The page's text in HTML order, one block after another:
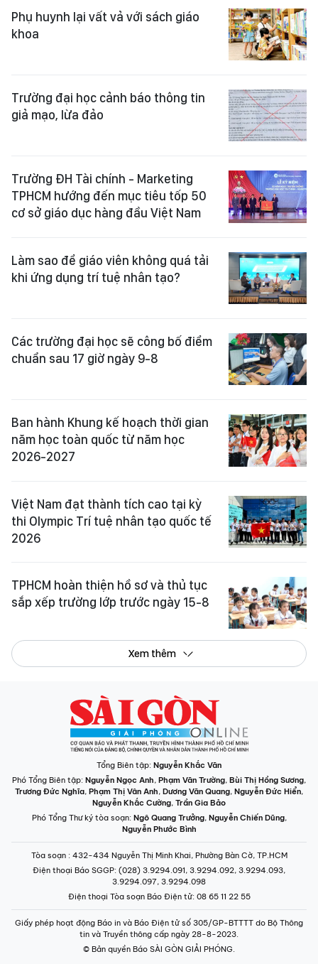
Phụ huynh lại vất vả với sách giáo
khoa
Trường đại học cảnh báo thông tin
giả mạo, lừa đảo
Trường ĐH Tài chính - Marketing
TPHCM hướng đến mục tiêu tốp 50
cơ sở giáo dục hàng đầu Việt Nam
Làm sao để giáo viên không quá tải
khi ứng dụng trí tuệ nhân tạo?
Các trường đại học sẽ công bố điểm
chuẩn sau 17 giờ ngày 9-8
Ban hành Khung kế hoạch thời gian
năm học toàn quốc từ năm học
2026-2027
Việt Nam đạt thành tích cao tại kỳ
thi Olympic Trí tuệ nhân tạo quốc tế
2026
TPHCM hoàn thiện hồ sơ và thủ tục
sắp xếp trường lớp trước ngày 15-8
Xem thêm
Tổng Biên tập: Nguyễn Khắc Văn
Phó Tổng Biên tập: Nguyễn Ngọc Anh, Phạm Văn Trường, Bùi Thị Hồng Sương,
Trương Đức Nghĩa, Phạm Thị Vân Anh, Dương Văn Quang, Nguyễn Đức Hiển,
Nguyễn Khắc Cường, Trần Gia Bảo
Phó Tổng Thư ký tòa soạn: Ngô Quang Trưởng, Nguyễn Chiến Dũng,
Nguyễn Phước Bình
Tòa soạn : 432-434 Nguyễn Thị Minh Khai, Phường Bàn Cờ, TP.HCM
Điện thoại Báo SGGP: (028) 3.9294.091, 3.9294.092, 3.9294.093,
3.9294.097, 3.9294.098
Điện thoại Tòa soạn Báo Điện tử: 08 65 11 22 55
Giấy phép hoạt động Báo in và Báo Điện tử số 305/GP-BTTTT do Bộ Thông
tin và Truyền thông cấp ngày 28-8-2023.
© Bản quyền Báo SÀI GÒN GIẢI PHÓNG.